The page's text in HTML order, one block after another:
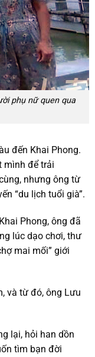
phụ nữ quen qua
đến Khai Phong.
mình để trải
nhưng ông từ
“du lịch tuổi già”.
Phong, ông đã
lúc dạo chơi, thư
mai mối” giới
và từ đó, ông Lưu
lại, hỏi han dồn
tìm bạn đời